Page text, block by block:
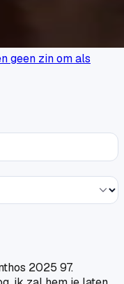
geen zin om als
2025 97.